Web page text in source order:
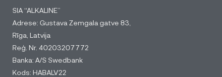
SIA “ALKALINE”
Adrese: Gustava Zemgala gatve 83,
Rīga, Latvija
Reģ. Nr. 40203207772
Banka: A/S Swedbank
Kods: HABALV22